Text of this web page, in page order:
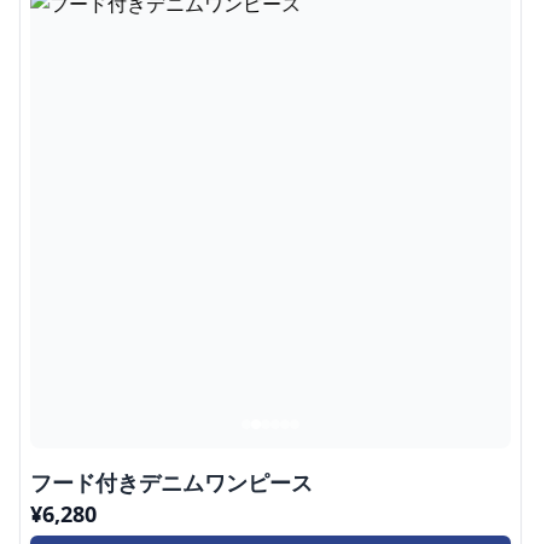
フード付きデニムワンピース
¥6,280